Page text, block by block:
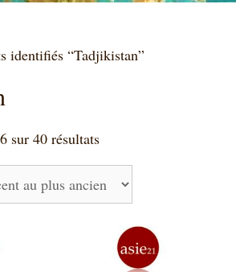
identifiés “Tadjikistan”
sur 40 résultatsTrié
du
plus
récent
plus